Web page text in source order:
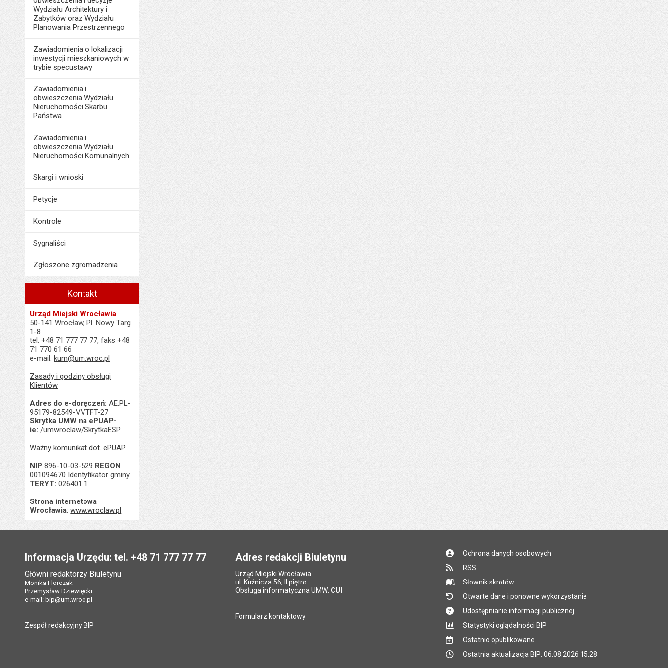
Wydziału Architektury i
Zabytków oraz Wydziału
Planowania Przestrzennego
Zawiadomienia o lokalizacji
inwestycji mieszkaniowych w
trybie specustawy
Zawiadomienia i
obwieszczenia Wydziału
Nieruchomości Skarbu
Państwa
Zawiadomienia i
obwieszczenia Wydziału
Nieruchomości Komunalnych
Skargi i wnioski
Petycje
Kontrole
Sygnaliści
Zgłoszone zgromadzenia
Kontakt
Urząd Miejski Wrocławia
50-141 Wrocław, Pl. Nowy Targ
1-8
tel. +48 71 777 77 77, faks +48
71 770 61 66
e-mail:kum@um.wroc.pl
Zasady i godziny obsługi
Klientów
Adres do e-doręczeń: AE:PL-
95179-82549-VVTFT-27
Skrytka UMW na ePUAP-
ie: /umwroclaw/SkrytkaESP
Ważny komunikat dot. ePUAP
NIP 896-10-03-529 REGON
001094670 Identyfikator gminy
TERYT: 026401 1
Strona internetowa
Wrocławia:www.wroclaw.pl
Informacja Urzędu: tel. +48 71 777 77 77
Główni redaktorzy Biuletynu
Monika Florczak
Przemysław Dziewięcki
e-mail: bip@um.wroc.pl
Zespół redakcyjny BIP
Adres redakcji Biuletynu
Urząd Miejski Wrocławia
ul. Kuźnicza 56, II piętro
Obsługa informatyczna UMW: CUI
Formularz kontaktowy
Ochrona danych osobowych
RSS
Słownik skrótów
Otwarte dane i ponowne wykorzystanie
Udostępnianie informacji publicznej
Statystyki oglądalności BIP
Ostatnio opublikowane
Ostatnia aktualizacja BIP: 06.08.2026 15:28